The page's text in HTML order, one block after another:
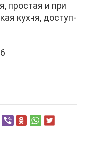
про­стая и при
кух­ня, до­ступ­